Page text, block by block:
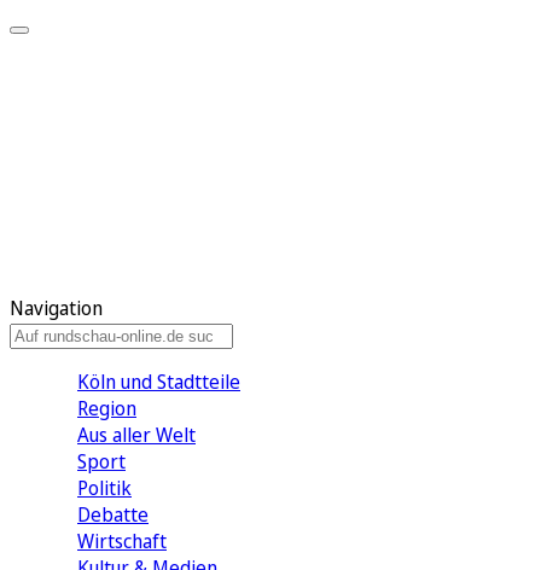
Navigation
Köln und Stadtteile
Region
Aus aller Welt
Sport
Politik
Debatte
Wirtschaft